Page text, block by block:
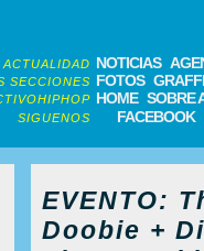
ACTUALIDAD NOTICIAS
SECCIONES FOTOS
HOME SOBRE
SIGUENOS FACEBOOK
EVENTO:
Doobie +